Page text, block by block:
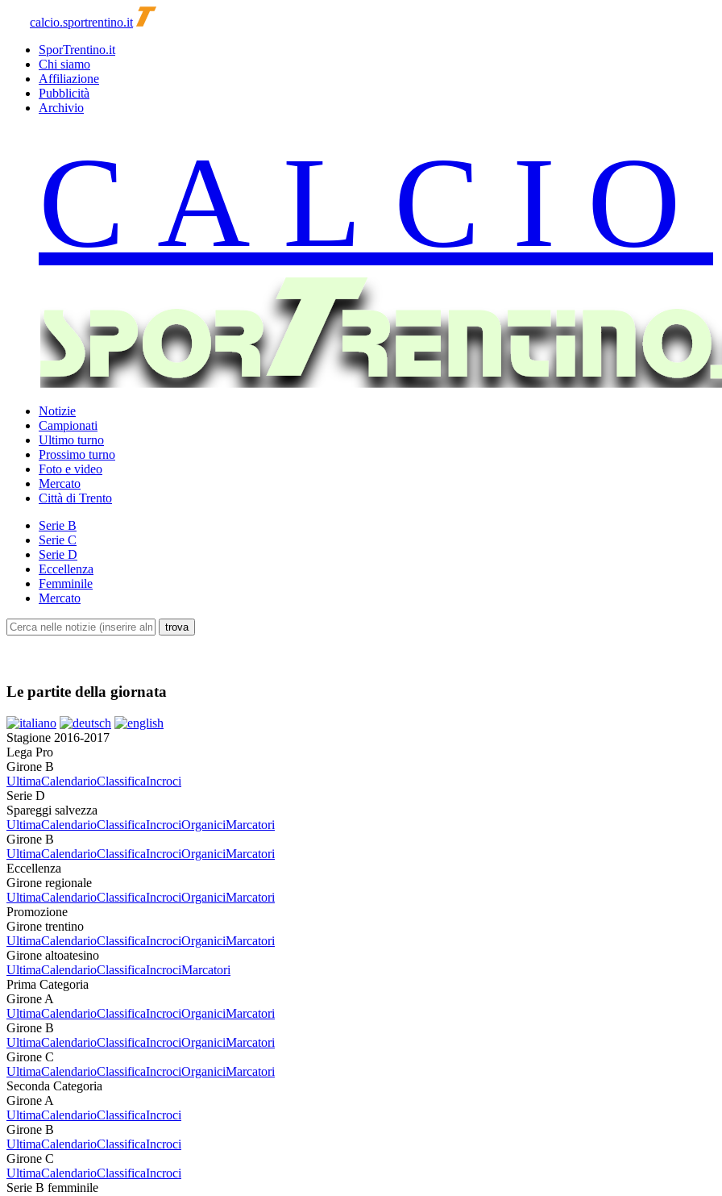
calcio.sportrentino.it
SporTrentino.it
Chi siamo
Affiliazione
Pubblicità
Archivio
Notizie
Campionati
Ultimo turno
Prossimo turno
Foto e video
Mercato
Città di Trento
Serie B
Serie C
Serie D
Eccellenza
Femminile
Mercato
Le partite della giornata
Stagione 2016-2017
Lega Pro
Girone B
UltimaCalendarioClassificaIncroci
Serie D
Spareggi salvezza
UltimaCalendarioClassificaIncrociOrganiciMarcatori
Girone B
UltimaCalendarioClassificaIncrociOrganiciMarcatori
Eccellenza
Girone regionale
UltimaCalendarioClassificaIncrociOrganiciMarcatori
Promozione
Girone trentino
UltimaCalendarioClassificaIncrociOrganiciMarcatori
Girone altoatesino
UltimaCalendarioClassificaIncrociMarcatori
Prima Categoria
Girone A
UltimaCalendarioClassificaIncrociOrganiciMarcatori
Girone B
UltimaCalendarioClassificaIncrociOrganiciMarcatori
Girone C
UltimaCalendarioClassificaIncrociOrganiciMarcatori
Seconda Categoria
Girone A
UltimaCalendarioClassificaIncroci
Girone B
UltimaCalendarioClassificaIncroci
Girone C
UltimaCalendarioClassificaIncroci
Serie B femminile